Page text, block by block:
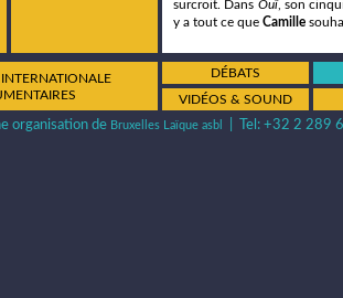
surcroit. Dans Ouï, son
y a tout ce que Camille
DÉBATS
VIDÉOS & SOUND
organisation de Bruxelles Laïque asbl | Tel: +32 2 289